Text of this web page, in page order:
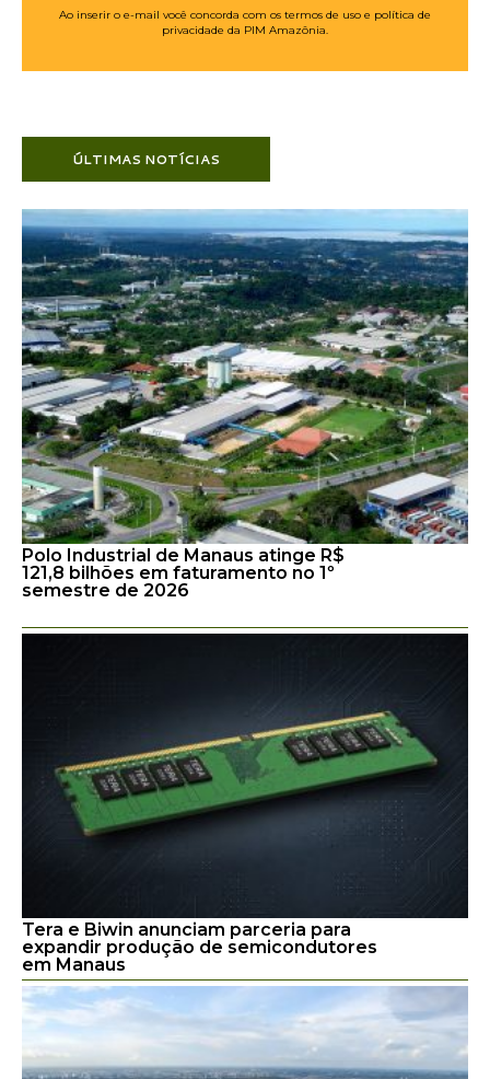
Ao inserir o e-mail você concorda com os termos de uso e política de
privacidade da PIM Amazônia.
ÚLTIMAS NOTÍCIAS
Polo Industrial de Manaus atinge R$
121,8 bilhões em faturamento no 1º
semestre de 2026
Tera e Biwin anunciam parceria para
expandir produção de semicondutores
em Manaus